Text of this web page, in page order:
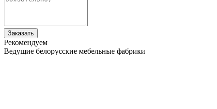
Заказать
Рекомендуем
Ведущие белорусские мебельные фабрики